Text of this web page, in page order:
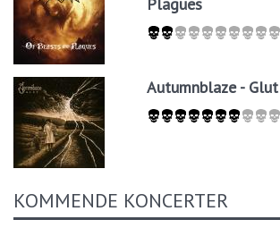
Autumnblaze - Glut
KOMMENDE KONCERTER